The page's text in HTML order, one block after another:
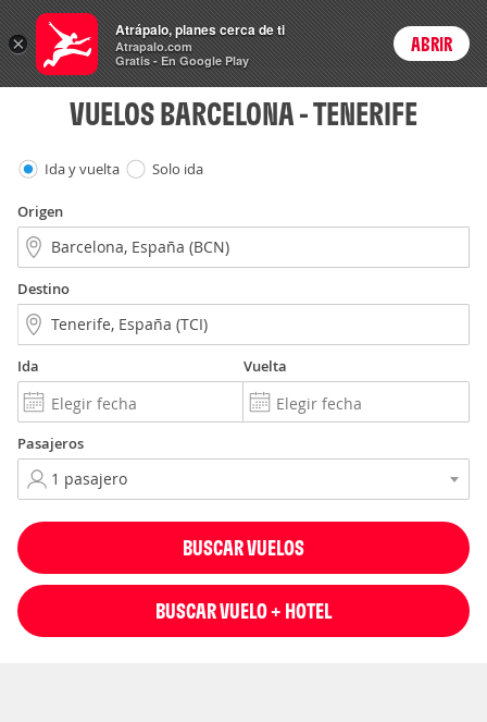
Vuelos Precios enPeso
ARSCambiar moneda
Login
VUELOS BARCELONA - TENERIFE
Ida y vuelta Solo ida
Origen
Destino
Ida Vuelta
Pasajeros
BUSCAR VUELOS
BUSCAR VUELO + HOTEL
×
Atrápalo, planes cerca de ti
Atrapalo.com
Gratis - En Google Play
ABRIR